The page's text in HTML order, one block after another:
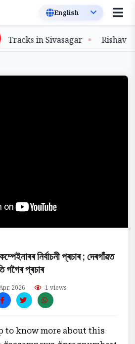
in Sivasagar Rishav Das
নিৰ্বাচনী প্ৰচাৰ ; দেৰগাঁৱত
গগৈৰ প্ৰচাৰ
2026 1 views
to know more about this